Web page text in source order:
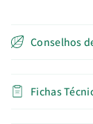
Conselhos
Fichas